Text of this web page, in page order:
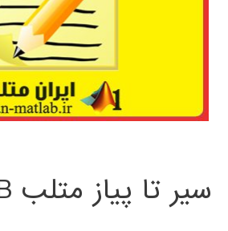
سیر تا پیاز متلب MATLAB